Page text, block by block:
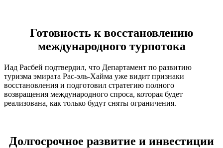
Готовность к восстановлению
международного турпотока
Иад Расбей подтвердил, что Департамент по развитию
туризма эмирата Рас-эль-Хайма уже видит признаки
восстановления и подготовил стратегию полного
возвращения международного спроса, которая будет
реализована, как только будут сняты ограничения.
Долгосрочное развитие и инвестиции